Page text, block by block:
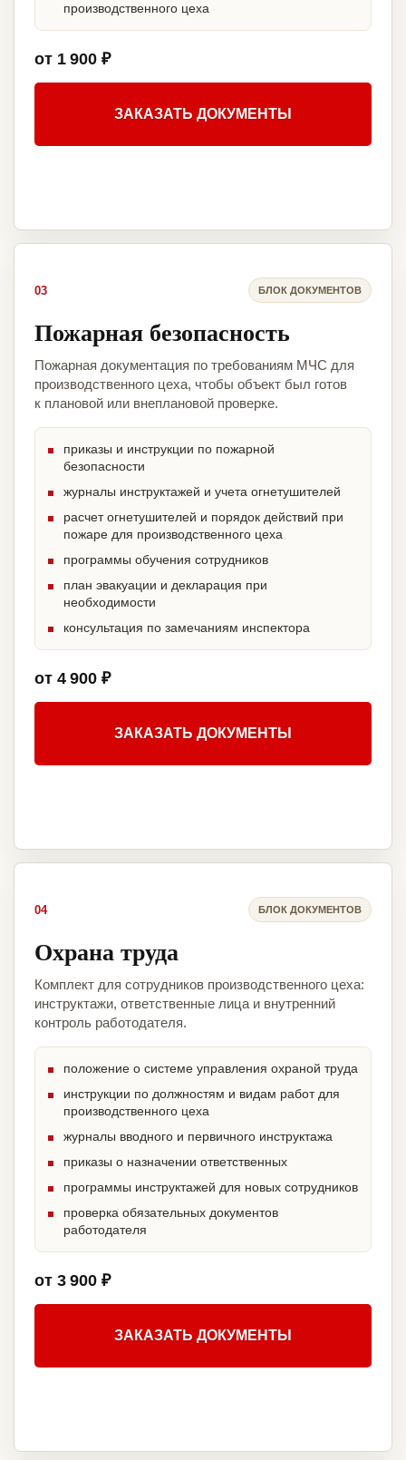
производственного цеха
от 1 900 ₽
ЗАКАЗАТЬ ДОКУМЕНТЫ
03 БЛОК ДОКУМЕНТОВ
Пожарная безопасность
Пожарная документация по требованиям МЧС для
производственного цеха, чтобы объект был готов
к плановой или внеплановой проверке.
приказы и инструкции по пожарной
безопасности
журналы инструктажей и учета огнетушителей
расчет огнетушителей и порядок действий при
пожаре для производственного цеха
программы обучения сотрудников
план эвакуации и декларация при
необходимости
консультация по замечаниям инспектора
от 4 900 ₽
ЗАКАЗАТЬ ДОКУМЕНТЫ
04 БЛОК ДОКУМЕНТОВ
Охрана труда
Комплект для сотрудников производственного цеха:
инструктажи, ответственные лица и внутренний
контроль работодателя.
положение о системе управления охраной труда
инструкции по должностям и видам работ для
производственного цеха
журналы вводного и первичного инструктажа
приказы о назначении ответственных
программы инструктажей для новых сотрудников
проверка обязательных документов
работодателя
от 3 900 ₽
ЗАКАЗАТЬ ДОКУМЕНТЫ